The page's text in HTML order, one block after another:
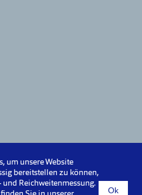
um unsere Website
bereitstellen zu können,
Reichweitenmessung.
Ok